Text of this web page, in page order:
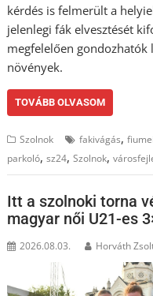
kérdés is felmerült a
jelenlegi fák elvesztését
megfelelően
növények.
TOVÁBB OLVASOM
Szolnok fakivágás,
parkoló,sz24,Szolnok,
Itt a szolnoki torna
magyar női U21-es
2026.08.03. Horváth